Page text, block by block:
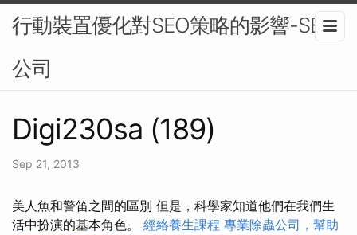
行動裝置優化對SEO策略的影響-SEO
公司
Digi230sa (189)
Sep 21, 2013
美人魚和警笛之間的區別 但是，科學家知道他們在我們生
活中扮演的基本角色。 經絡養生課程 專業除蟲公司，幫助